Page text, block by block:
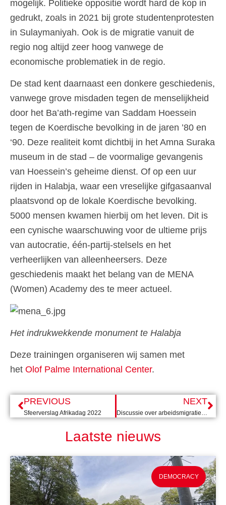
mogelijk. Politieke oppositie wordt hard de kop in
gedrukt, zoals in 2021 bij grote studentenprotesten
in Sulaymaniyah. Ook is de migratie vanuit de
regio nog altijd zeer hoog vanwege de
economische problematiek in de regio.
De stad kent daarnaast een donkere geschiedenis,
vanwege grove misdaden tegen de menselijkheid
door het Ba’ath-regime van Saddam Hoessein
tegen de Koerdische bevolking in de jaren ’80 en
‘90. Deze realiteit komt dichtbij in het Amna Suraka
museum in de stad – de voormalige gevangenis
van Hoessein’s geheime dienst. Of op een uur
rijden in Halabja, waar een vreselijke gifgasaanval
plaatsvond op de lokale Koerdische bevolking.
5000 mensen kwamen hierbij om het leven. Dit is
een cynische waarschuwing voor de ultieme prijs
van autocratie, één-partij-stelsels en het
verheerlijken van alleenheersers. Deze
geschiedenis maakt het belang van de MENA
(Women) Academy des te meer actueel.
Het indrukwekkende monument te Halabja
Deze trainingen organiseren wij samen met
het Olof Palme International Center.
PREVIOUS
Sfeerverslag Afrikadag 2022
NEXT
Discussie over arbeidsmigratie – Verslag PvdA Congres
Laatste nieuws
DEMOCRACY